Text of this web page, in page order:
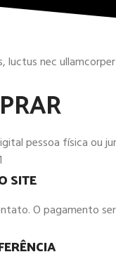
nec
pessoa física ou
SITE
O pagamento